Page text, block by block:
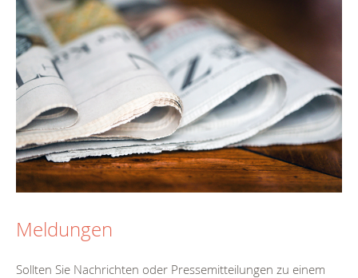
Meldungen
Sollten Sie Nachrichten oder Pressemitteilungen zu einem